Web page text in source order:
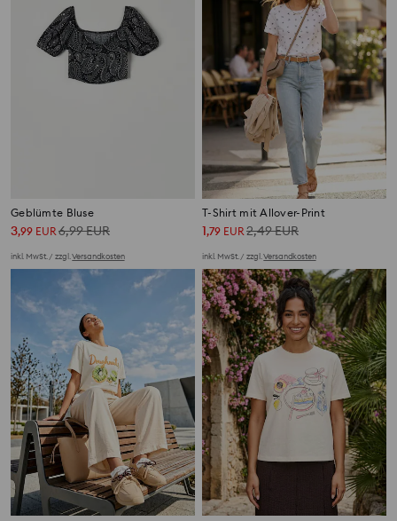
Geblümte Bluse
3,99 EUR6,99EUR
inkl. MwSt. / zzgl.Versandkosten
T-Shirt mit Allover-Print
1,79 EUR2,49EUR
inkl. MwSt. / zzgl.Versandkosten